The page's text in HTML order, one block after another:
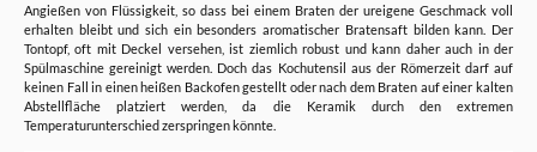
Angießen von Flüssigkeit, so dass bei einem Braten der ureigene Geschmack voll
erhalten bleibt und sich ein besonders aromatischer Bratensaft bilden kann. Der
Tontopf, oft mit Deckel versehen, ist ziemlich robust und kann daher auch in der
Spülmaschine gereinigt werden. Doch das Kochutensil aus der Römerzeit darf auf
keinen Fall in einen heißen Backofen gestellt oder nach dem Braten auf einer kalten
Abstellfläche platziert werden, da die Keramik durch den extremen
Temperaturunterschied zerspringen könnte.